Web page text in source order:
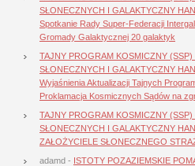
SŁONECZNYCH I GALAKTYCZNY
Spotkanie Rady Super-Federacji
Gromady Galaktycznej 20 galaktyk
TAJNY PROGRAM KOSMICZNY
SŁONECZNYCH I GALAKTYCZNY
Wyjaśnienia Aktualizacji Tajnych
Proklamacja Kosmicznych Sądów na
TAJNY PROGRAM KOSMICZNY
SŁONECZNYCH I GALAKTYCZNY
ZAŁOŻYCIELE SŁONECZNEGO
adamd - ISTOTY POZAZIEMSKIE